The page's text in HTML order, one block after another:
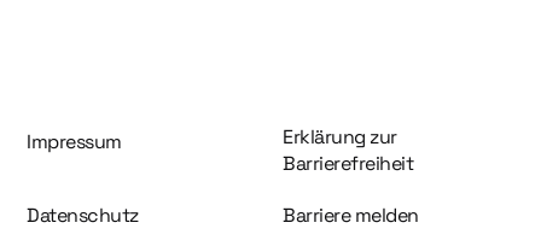
Information und Service
Impressum
Erklärung zur
Barrierefreiheit
Datenschutz Barriere melden